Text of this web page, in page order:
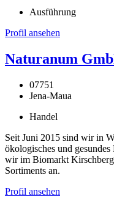
Ausführung
Profil ansehen
Naturanum
07751
Jena-Maua
Handel
Seit Juni 2015 sind wir in
ökologisches und
wir im Biomarkt Kirschberg
Sortiments an.
Profil ansehen